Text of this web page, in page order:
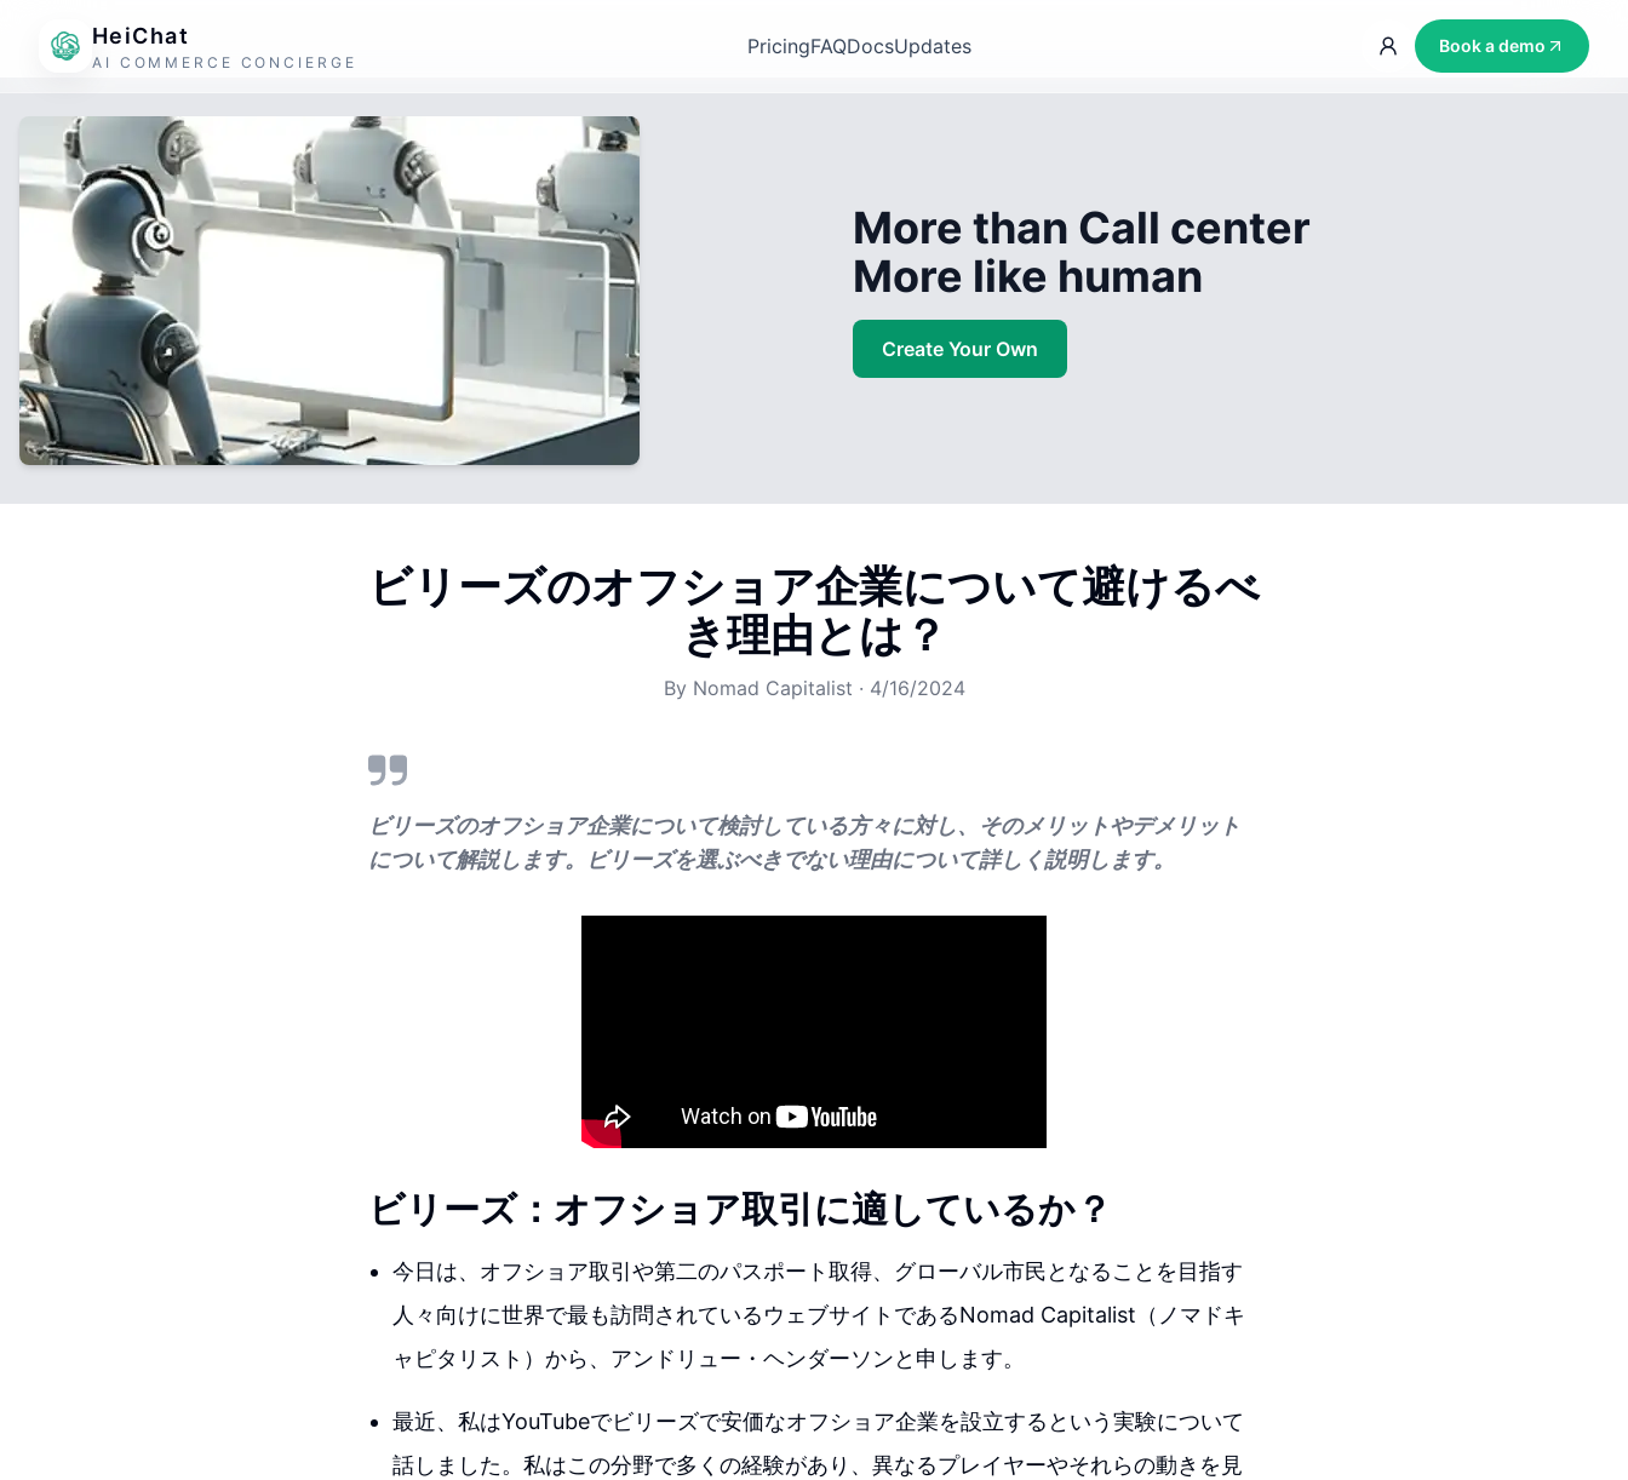
HeiChat
AI COMMERCE CONCIERGE
PricingFAQDocsUpdates Book a demo
More than Call center
More like human
Create Your Own
ビリーズのオフショア企業について避けるべ
き理由とは？
By Nomad Capitalist · 4/16/2024
ビリーズのオフショア企業について検討している方々に対し、そのメリットやデメリット
について解説します。ビリーズを選ぶべきでない理由について詳しく説明します。
ビリーズ：オフショア取引に適しているか？
今日は、オフショア取引や第二のパスポート取得、グローバル市民となることを目指す
人々向けに世界で最も訪問されているウェブサイトであるNomad Capitalist（ノマドキ
ャピタリスト）から、アンドリュー・ヘンダーソンと申します。
最近、私はYouTubeでビリーズで安価なオフショア企業を設立するという実験について
話しました。私はこの分野で多くの経験があり、異なるプレイヤーやそれらの動きを見